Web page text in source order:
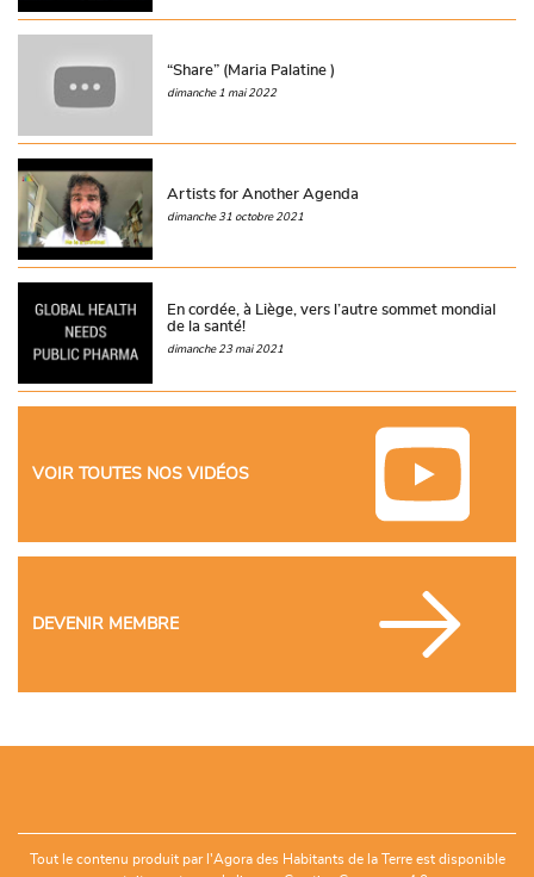
“Share” (Maria Palatine )
dimanche 1 mai 2022
Artists for Another Agenda
dimanche 31 octobre 2021
En cordée, à Liège, vers l’autre sommet mondial
de la santé!
dimanche 23 mai 2021
VOIR TOUTES NOS VIDÉOS
DEVENIR MEMBRE
Tout le contenu produit par l'Agora des Habitants de la Terre est disponible